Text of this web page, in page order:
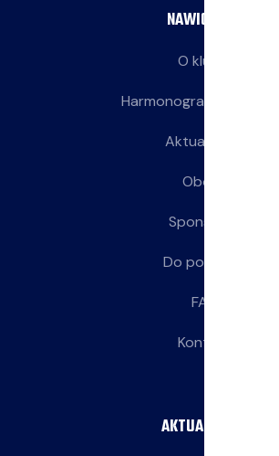
NAWIGACJA
O klubie
Harmonogram treningów
Aktualności
Obozy
Sponsorzy
Do pobrania
FAQ
Kontakt
AKTUALNOŚCI